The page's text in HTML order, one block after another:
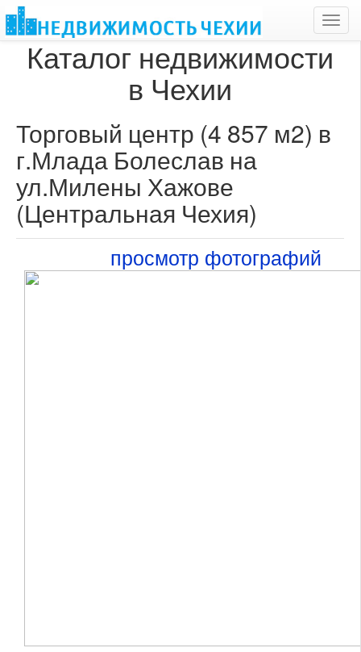
Каталог недвижимости
в Чехии
Торговый центр (4 857 м2) в
г.Млада Болеслав на
ул.Милены Хажове
(Центральная Чехия)
просмотр фотографий